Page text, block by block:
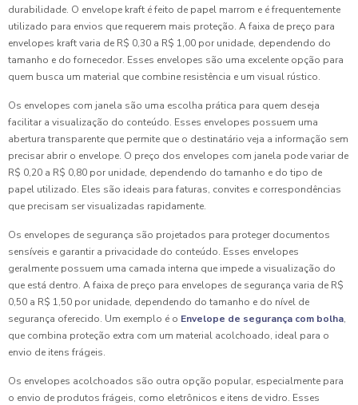
durabilidade. O envelope kraft é feito de papel marrom e é frequentemente
utilizado para envios que requerem mais proteção. A faixa de preço para
envelopes kraft varia de R$ 0,30 a R$ 1,00 por unidade, dependendo do
tamanho e do fornecedor. Esses envelopes são uma excelente opção para
quem busca um material que combine resistência e um visual rústico.
Os envelopes com janela são uma escolha prática para quem deseja
facilitar a visualização do conteúdo. Esses envelopes possuem uma
abertura transparente que permite que o destinatário veja a informação sem
precisar abrir o envelope. O preço dos envelopes com janela pode variar de
R$ 0,20 a R$ 0,80 por unidade, dependendo do tamanho e do tipo de
papel utilizado. Eles são ideais para faturas, convites e correspondências
que precisam ser visualizadas rapidamente.
Os envelopes de segurança são projetados para proteger documentos
sensíveis e garantir a privacidade do conteúdo. Esses envelopes
geralmente possuem uma camada interna que impede a visualização do
que está dentro. A faixa de preço para envelopes de segurança varia de R$
0,50 a R$ 1,50 por unidade, dependendo do tamanho e do nível de
segurança oferecido. Um exemplo é o Envelope de segurança com bolha,
que combina proteção extra com um material acolchoado, ideal para o
envio de itens frágeis.
Os envelopes acolchoados são outra opção popular, especialmente para
o envio de produtos frágeis, como eletrônicos e itens de vidro. Esses